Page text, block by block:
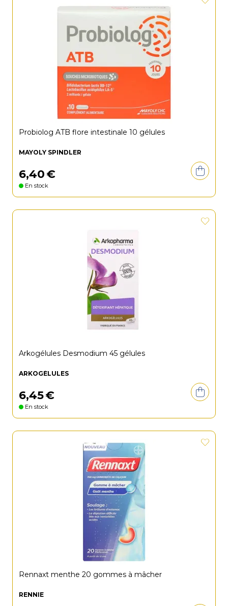
Probiolog ATB flore intestinale 10 gélules
MAYOLY SPINDLER
6,40€
En stock
Arkogélules Desmodium 45 gélules
ARKOGÉLULES
6,45€
En stock
Rennaxt menthe 20 gommes à mâcher
RENNIE